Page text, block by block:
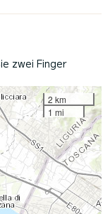
zwei Finger
2 km
1 mi